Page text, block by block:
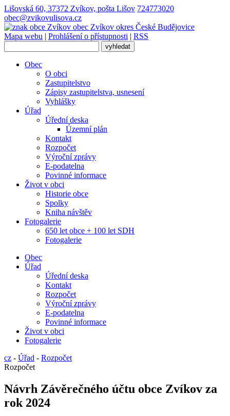
Lišovská 60, 37372 Zvíkov, pošta Lišov 724773020
obec@zvikovulisova.cz
obec Zvíkov okres České Budějovice
Mapa webu | Prohlášení o přístupnosti | RSS
Obec
O obci
Zastupitelstvo
Zápisy zastupitelstva, usnesení
Vyhlášky
Úřad
Úřední deska
Územní plán
Kontakt
Rozpočet
Výroční zprávy
E-podatelna
Povinné informace
Život v obci
Historie obce
Spolky
Kniha návštěv
Fotogalerie
650 let obce + 100 let SDH
Fotogalerie
Obec
Úřad
Úřední deska
Kontakt
Rozpočet
Výroční zprávy
E-podatelna
Povinné informace
Život v obci
Fotogalerie
cz - Úřad - Rozpočet
Rozpočet
Návrh Závěrečného účtu obce Zvíkov za
rok 2024